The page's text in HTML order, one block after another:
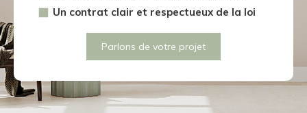
Un contrat clair et respectueux de la loi
Parlons de votre projet